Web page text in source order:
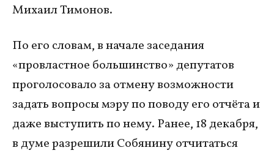
Михаил Тимонов.
По его словам, в начале заседания
«провластное большинство» депутатов
проголосовало за отмену возможности
задать вопросы мэру по поводу его отчёта и
даже выступить по нему. Ранее, 18 декабря,
в думе разрешили Собянину отчитаться